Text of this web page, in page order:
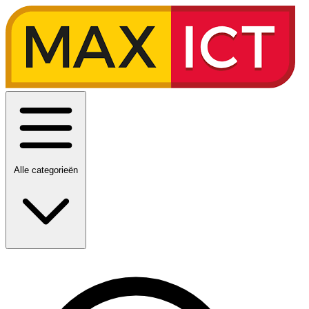
Alle categorieën